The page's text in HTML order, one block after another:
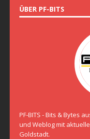
ÜBER PF-BITS
PF-BITS - Bits & Bytes
und Weblog mit
Goldstadt.